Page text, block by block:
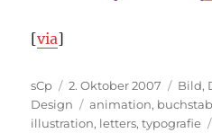
[via]
Autor
sCp
Veröffentlicht
am
2. Oktober 2007 Bild,
Design
Schlagwörter
animation,
illustration, letters,typografie